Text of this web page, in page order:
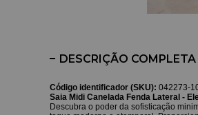
DESCRIÇÃO COMPLETA
Código identificador (SKU): 042273-
Saia Midi Canelada Fenda Lateral -
Descubra o poder da sofisticação